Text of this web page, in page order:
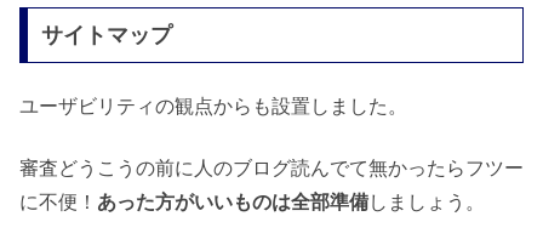
サイトマップ
ユーザビリティの観点からも設置しました。
審査どうこうの前に人のブログ読んでて無かったらフツー
に不便！ あった方がいいものは全部準備しましょう。